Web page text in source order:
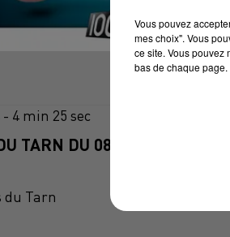
- 4 min 25 sec
TARN DU 08/10/2024 À
du Tarn
Vous pouvez
mes choix". Vous
ce site. Vous pouvez
bas de chaque page.